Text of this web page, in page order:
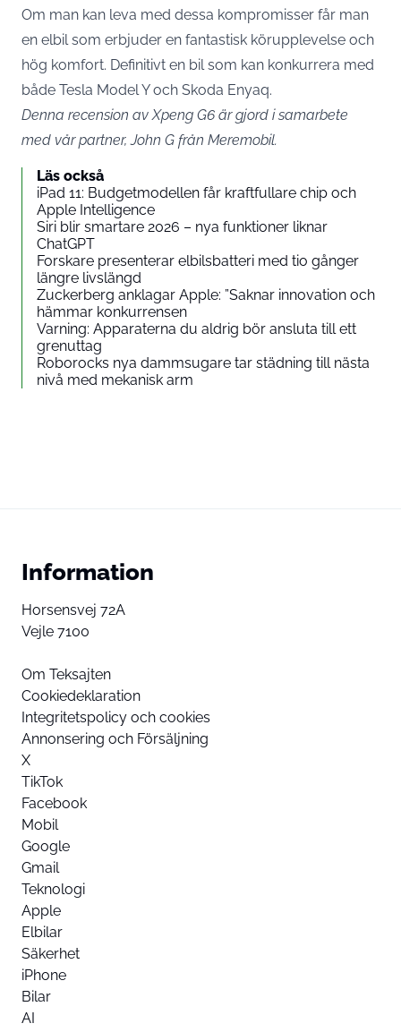
Om man kan leva med dessa kompromisser får man
en elbil som erbjuder en fantastisk körupplevelse och
hög komfort. Definitivt en bil som kan konkurrera med
både Tesla Model Y och Skoda Enyaq.
Denna recension av Xpeng G6 är gjord i samarbete
med vår partner, John G från Meremobil.
Läs också
iPad 11: Budgetmodellen får kraftfullare chip och
Apple Intelligence
Siri blir smartare 2026 – nya funktioner liknar
ChatGPT
Forskare presenterar elbilsbatteri med tio gånger
längre livslängd
Zuckerberg anklagar Apple: ”Saknar innovation och
hämmar konkurrensen
Varning: Apparaterna du aldrig bör ansluta till ett
grenuttag
Roborocks nya dammsugare tar städning till nästa
nivå med mekanisk arm
Information
Horsensvej 72A
Vejle 7100
Om Teksajten
Cookiedeklaration
Integritetspolicy och cookies
Annonsering och Försäljning
X
TikTok
Facebook
Mobil
Google
Gmail
Teknologi
Apple
Elbilar
Säkerhet
iPhone
Bilar
AI